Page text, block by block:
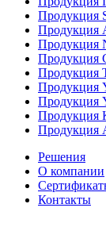
Продукция
Продукция
Продукция
Продукция
Продукция
Продукция
Продукция
Продукция
Продукция
Решения
О компании
Контакты